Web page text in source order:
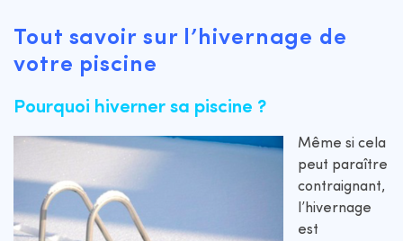
Tout savoir sur l’hivernage de
votre piscine
Pourquoi hiverner sa piscine ?
Même si cela
peut paraître
contraignant,
l’hivernage
est